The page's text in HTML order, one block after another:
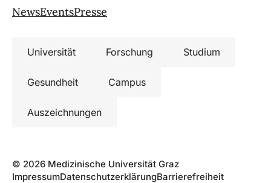
NewsEventsPresse
Universität Forschung Studium
Gesundheit Campus
Auszeichnungen
© 2026 Medizinische Universität Graz
ImpressumDatenschutzerklärungBarrierefreiheit